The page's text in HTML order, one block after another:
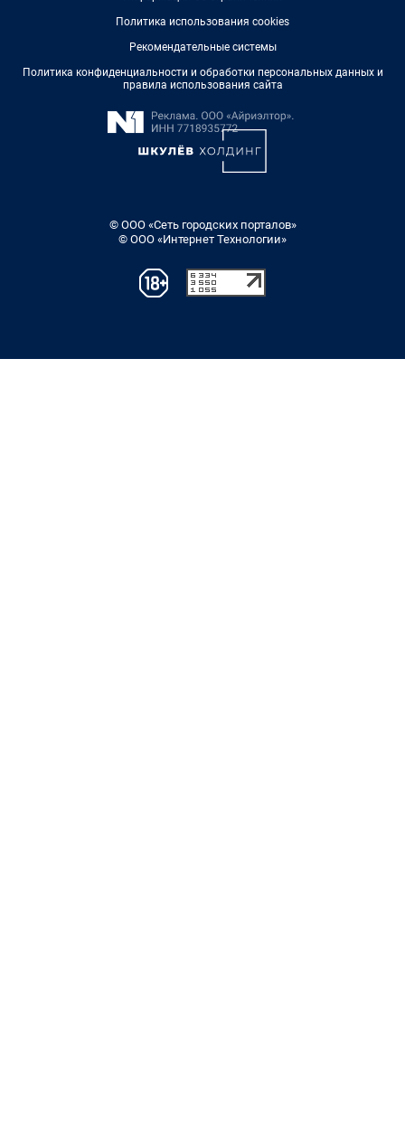
Политика использования cookies
Рекомендательные системы
Политика конфиденциальности и обработки персональных данных и
правила использования сайта
© ООО «Сеть городских порталов»
© ООО «Интернет Технологии»